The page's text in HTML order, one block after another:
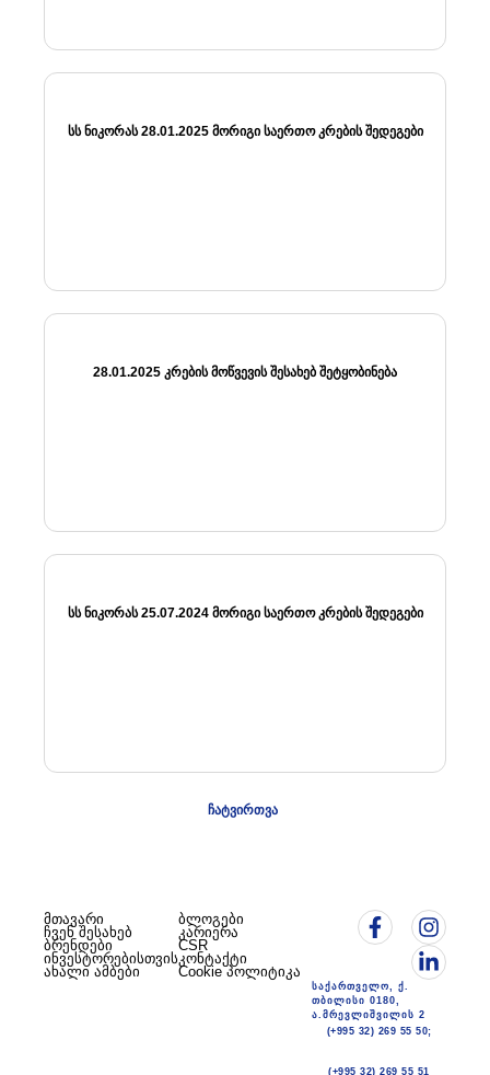
ᲡᲡ ᲜᲘᲙᲝᲠᲐᲡ 28.01.2025 ᲛᲝᲠᲘᲒᲘ ᲡᲐᲔᲠᲗᲝ ᲙᲠᲔᲑᲘᲡ ᲨᲔᲓᲔᲒᲔᲑᲘ
28.01.2025 ᲙᲠᲔᲑᲘᲡ ᲛᲝᲬᲕᲔᲕᲘᲡ ᲨᲔᲡᲐᲮᲔᲑ ᲨᲔᲢᲧᲝᲑᲘᲜᲔᲑᲐ
ᲡᲡ ᲜᲘᲙᲝᲠᲐᲡ 25.07.2024 ᲛᲝᲠᲘᲒᲘ ᲡᲐᲔᲠᲗᲝ ᲙᲠᲔᲑᲘᲡ ᲨᲔᲓᲔᲒᲔᲑᲘ
ᲩᲐᲢᲕᲘᲠᲗᲕᲐ
მთავარი
ჩვენ შესახებ
ბრენდები
ინვესტორებისთვის
ახალი ამბები
ბლოგები
კარიერა
CSR
კონტაქტი
Cookie პოლიტიკა
საქართველო, ქ.
თბილისი 0180,
ა.მრევლიშვილის 2
(+995 32) 269 55 50;
(+995 32) 269 55 51